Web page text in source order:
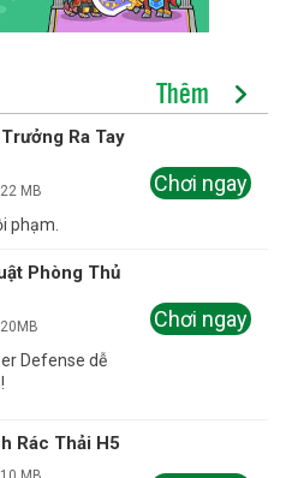
Thêm
Ra Tay
22 MB
phạm.
Chơi ngay
Phòng Thủ
20MB
Defense dễ
Chơi ngay
Rác Thải H5